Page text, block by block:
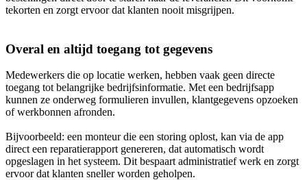
tekorten en zorgt ervoor dat klanten nooit misgrijpen.
Overal en altijd toegang tot gegevens
Medewerkers die op locatie werken, hebben vaak geen directe
toegang tot belangrijke bedrijfsinformatie. Met een bedrijfsapp
kunnen ze onderweg formulieren invullen, klantgegevens opzoeken
of werkbonnen afronden.
Bijvoorbeeld: een monteur die een storing oplost, kan via de app
direct een reparatierapport genereren, dat automatisch wordt
opgeslagen in het systeem. Dit bespaart administratief werk en zorgt
ervoor dat klanten sneller worden geholpen.